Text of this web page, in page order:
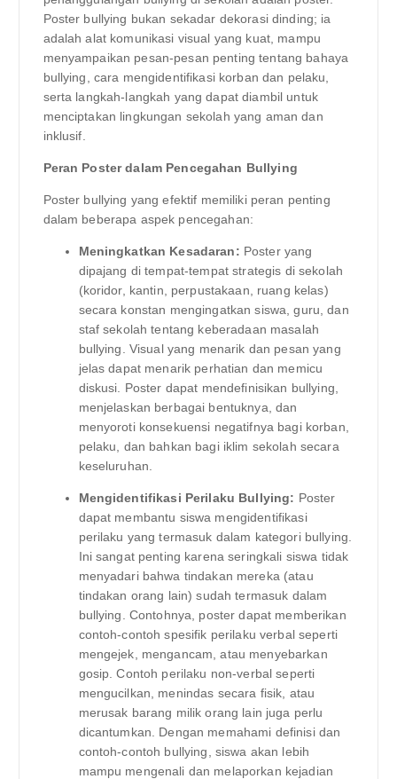
Poster bullying bukan sekadar dekorasi dinding; ia
adalah alat komunikasi visual yang kuat, mampu
menyampaikan pesan-pesan penting tentang bahaya
bullying, cara mengidentifikasi korban dan pelaku,
serta langkah-langkah yang dapat diambil untuk
menciptakan lingkungan sekolah yang aman dan
inklusif.
Peran Poster dalam Pencegahan Bullying
Poster bullying yang efektif memiliki peran penting
dalam beberapa aspek pencegahan:
Meningkatkan Kesadaran: Poster yang
dipajang di tempat-tempat strategis di sekolah
(koridor, kantin, perpustakaan, ruang kelas)
secara konstan mengingatkan siswa, guru, dan
staf sekolah tentang keberadaan masalah
bullying. Visual yang menarik dan pesan yang
jelas dapat menarik perhatian dan memicu
diskusi. Poster dapat mendefinisikan bullying,
menjelaskan berbagai bentuknya, dan
menyoroti konsekuensi negatifnya bagi korban,
pelaku, dan bahkan bagi iklim sekolah secara
keseluruhan.
Mengidentifikasi Perilaku Bullying: Poster
dapat membantu siswa mengidentifikasi
perilaku yang termasuk dalam kategori bullying.
Ini sangat penting karena seringkali siswa tidak
menyadari bahwa tindakan mereka (atau
tindakan orang lain) sudah termasuk dalam
bullying. Contohnya, poster dapat memberikan
contoh-contoh spesifik perilaku verbal seperti
mengejek, mengancam, atau menyebarkan
gosip. Contoh perilaku non-verbal seperti
mengucilkan, menindas secara fisik, atau
merusak barang milik orang lain juga perlu
dicantumkan. Dengan memahami definisi dan
contoh-contoh bullying, siswa akan lebih
mampu mengenali dan melaporkan kejadian